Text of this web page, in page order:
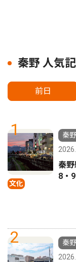
秦野 人気
前日
1
文化
秦野
秦
8・
2
秦野